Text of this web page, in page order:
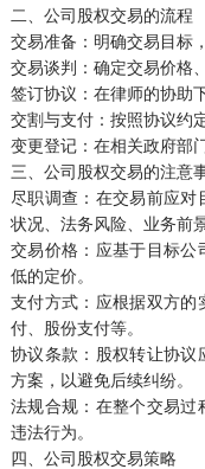
二、公司股权交易的流程
交易准备：明确交易目标
交易谈判：确定交易价格
签订协议：在律师的协助
交割与支付：按照协议约
变更登记：在相关政府部
三、公司股权交易的注意
尽职调查：在交易前应
状况、法务风险、业务前
交易价格：应基于目标公
低的定价。
支付方式：应根据双方的
付、股份支付等。
协议条款：股权转让协议
方案，以避免后续纠纷。
法规合规：在整个交易过
违法行为。
四、公司股权交易策略